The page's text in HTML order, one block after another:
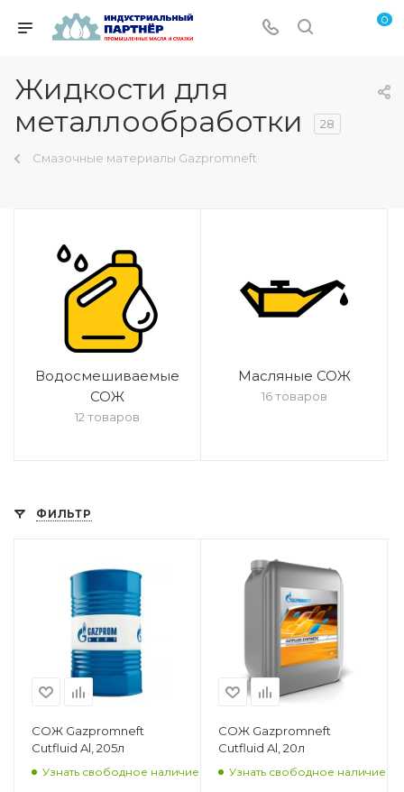
0
Жидкости для
металлообработки
28
Смазочные материалы Gazpromneft
Водосмешиваемые
СОЖ
12 товаров
Масляные СОЖ
16 товаров
ФИЛЬТР
СОЖ Gazpromneft
Cutfluid Al, 205л
Узнать свободное наличие
СОЖ Gazpromneft
Cutfluid Al, 20л
Узнать свободное наличие